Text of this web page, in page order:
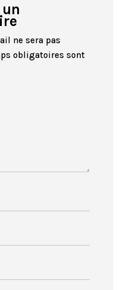
ne sera pas
obligatoires sont